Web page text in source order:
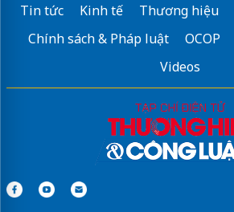
Tin tức Kinh tế Thương hiệu
Chính sách & Pháp luật
OCOP
Videos